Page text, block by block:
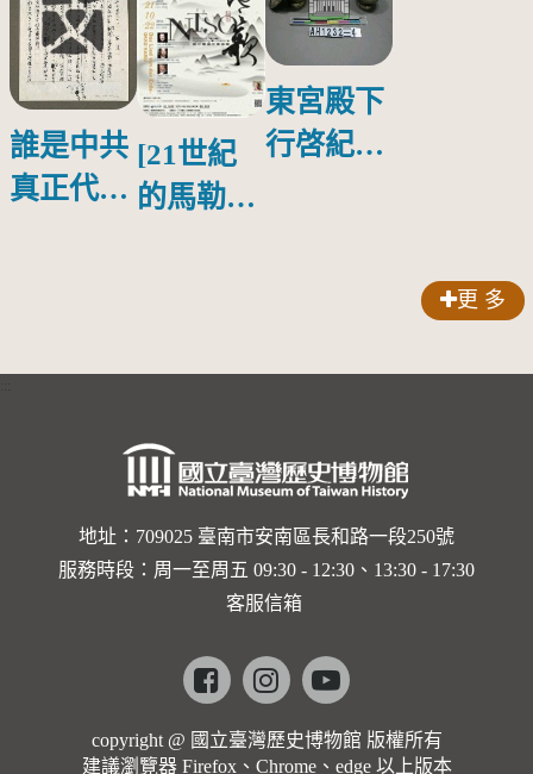
誰是中共
真正代言
[21世紀
的馬勒、
的依戀—
勒大地之
歌]【對
世界與生
命的依戀
馬勒大地
之歌】
東宮殿下
行啓紀念
更 多
地址：709025 臺南市安南區長和路一段250號
服務時段：周一至周五 09:30 - 12:30、13:30 - 17:30
客服信箱
Facebookinstagramyoutube
copyright @ 國立臺灣歷史博物館 版權所有
建議瀏覽器 Firefox、Chrome、edge 以上版本